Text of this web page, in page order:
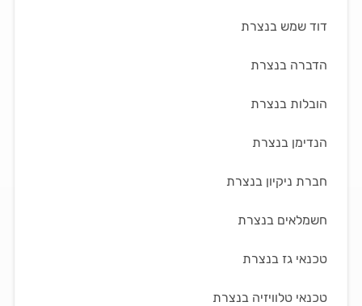
דוד שמש בנצרת
הדברה בנצרת
הובלות בנצרת
הנדימן בנצרת
חברת ניקיון בנצרת
חשמלאים בנצרת
טכנאי גז בנצרת
טכנאי טלוויזיה בנצרת